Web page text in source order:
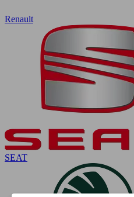
Renault
SEAT